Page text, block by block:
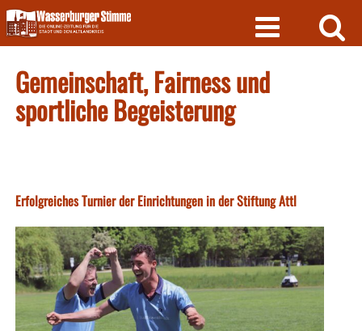
Skip
to
content
Gemeinschaft, Fairness und
sportliche Begeisterung
Erfolgreiches Turnier der Einrichtungen in der Stiftung Attl